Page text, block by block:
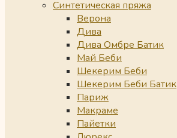
Синтетическая пряжа
Верона
Дива
Дива Омбре Батик
Май Беби
Шекерим Беби
Шекерим Беби Батик
Париж
Макраме
Пайетки